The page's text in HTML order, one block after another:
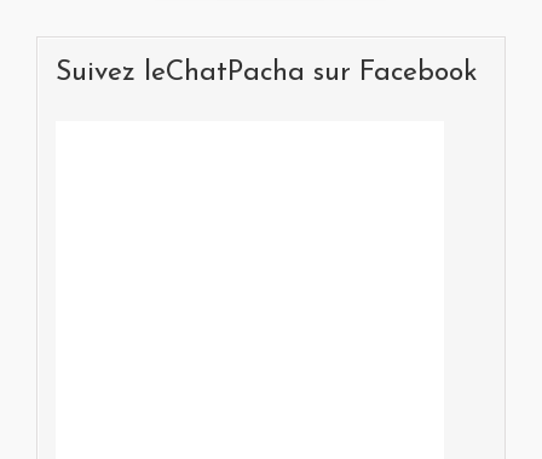
Suivez leChatPacha sur Facebook